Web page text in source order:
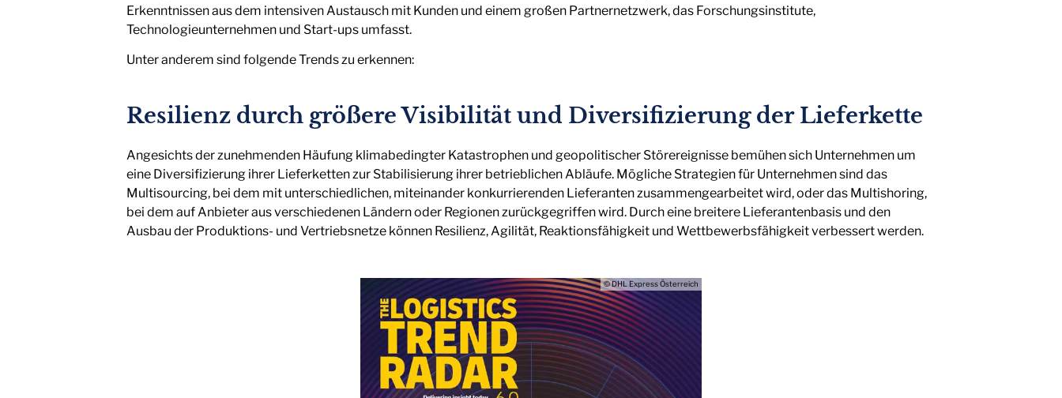
Erkenntnissen aus dem intensiven Austausch mit Kunden und einem großen Partnernetzwerk, das Forschungsinstitute,
Technologieunternehmen und Start-ups umfasst.
Unter anderem sind folgende Trends zu erkennen:
Resilienz durch größere Visibilität und Diversifizierung der Lieferkette
Angesichts der zunehmenden Häufung klimabedingter Katastrophen und geopolitischer Störereignisse bemühen sich Unternehmen um
eine Diversifizierung ihrer Lieferketten zur Stabilisierung ihrer betrieblichen Abläufe. Mögliche Strategien für Unternehmen sind das
Multisourcing, bei dem mit unterschiedlichen, miteinander konkurrierenden Lieferanten zusammengearbeitet wird, oder das Multishoring,
bei dem auf Anbieter aus verschiedenen Ländern oder Regionen zurückgegriffen wird. Durch eine breitere Lieferantenbasis und den
Ausbau der Produktions- und Vertriebsnetze können Resilienz, Agilität, Reaktionsfähigkeit und Wettbewerbsfähigkeit verbessert werden.
© DHL Express Österreich